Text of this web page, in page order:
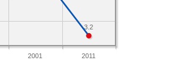
2001 2011
3.2